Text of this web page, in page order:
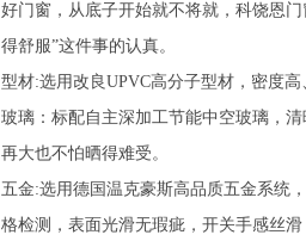
好门窗，从底子开始就不将就，科饶恩
得舒服”这件事的认真。
型材:选用改良UPVC高分子型材，密度
玻璃：标配自主深加工节能中空玻璃，
再大也不怕晒得难受。
五金:选用德国温克豪斯高品质五金系统
格检测，表面光滑无瑕疵，开关手感丝滑